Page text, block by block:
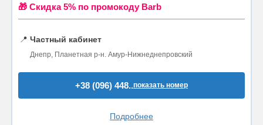
🎁 Cкидка 5% по промокоду Barb
📍 Частный кабинет
Днепр, Планетная р-н. Амур-Нижнеднепровский
+38 (096) 448..показать номер
Подробнее